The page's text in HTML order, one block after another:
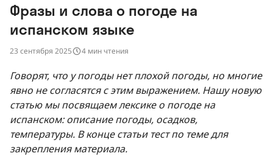
Фразы и слова о погоде на
испанском языке
23 сентября 2025 4 мин чтения
Говорят, что у погоды нет плохой погоды, но многие
явно не согласятся с этим выражением. Нашу новую
статью мы посвящаем лексике о погоде на
испанском: описание погоды, осадков,
температуры. В конце статьи тест по теме для
закрепления материала.